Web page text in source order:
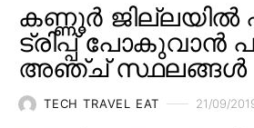
കണ്ണൂർ ജില്ലയിൽ
ട്രിപ്പ് പോകുവാൻ
അഞ്ച് സ്ഥലങ്ങൾ
TECH TRAVEL EAT 21/09/